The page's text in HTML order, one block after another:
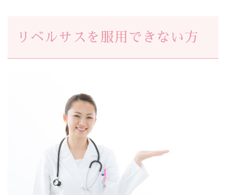
リベルサスを服用できない方